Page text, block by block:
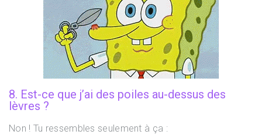
8. Est-ce que j’ai des poiles au-dessus des
lèvres ?
Non ! Tu ressembles seulement à ça :